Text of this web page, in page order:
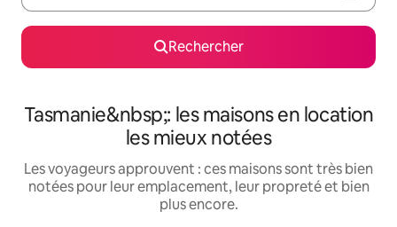
Rechercher
Tasmanie&nbsp;: les maisons en location
les mieux notées
Les voyageurs approuvent : ces maisons sont très bien
notées pour leur emplacement, leur propreté et bien
plus encore.